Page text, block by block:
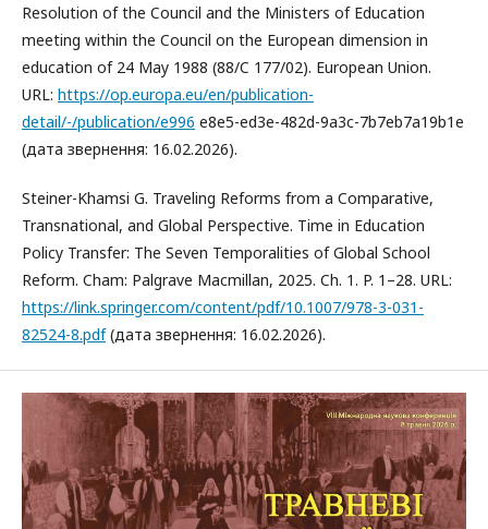
Resolution of the Council and the Ministers of Education
meeting within the Council on the European dimension in
education of 24 May 1988 (88/C 177/02). European Union.
URL: https://op.europa.eu/en/publication-
detail/-/publication/e996 e8e5-ed3e-482d-9a3c-7b7eb7a19b1e
(дата звернення: 16.02.2026).
Steiner-Khamsi G. Traveling Reforms from a Comparative,
Transnational, and Global Perspective. Time in Education
Policy Transfer: The Seven Temporalities of Global School
Reform. Cham: Palgrave Macmillan, 2025. Ch. 1. P. 1–28. URL:
https://link.springer.com/content/pdf/10.1007/978-3-031-
82524-8.pdf(дата звернення: 16.02.2026).